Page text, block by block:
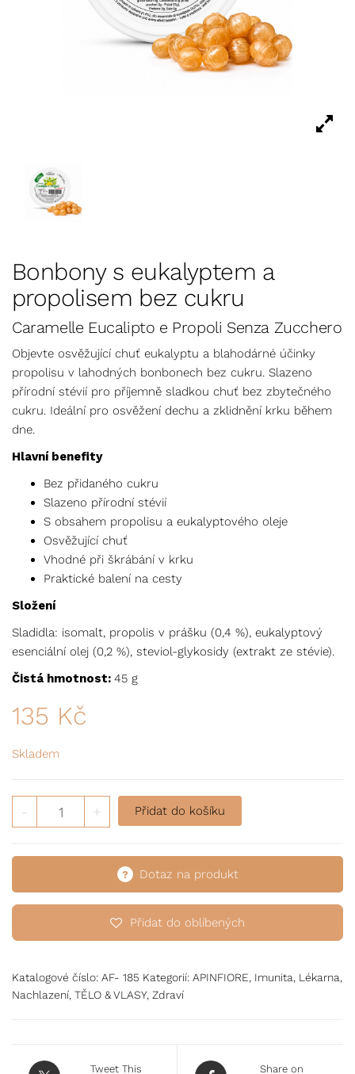
Bonbony s eukalyptem a
propolisem bez cukru
Caramelle Eucalipto e Propoli Senza Zucchero
Objevte osvěžující chuť eukalyptu a blahodárné účinky
propolisu v lahodných bonbonech bez cukru. Slazeno
přírodní stévií pro příjemně sladkou chuť bez zbytečného
cukru. Ideální pro osvěžení dechu a zklidnění krku během
dne.
Hlavní benefity
Bez přidaného cukru
Slazeno přírodní stévií
S obsahem propolisu a eukalyptového oleje
Osvěžující chuť
Vhodné při škrábání v krku
Praktické balení na cesty
Složení
Sladidla: isomalt, propolis v prášku (0,4 %), eukalyptový
esenciální olej (0,2 %), steviol-glykosidy (extrakt ze stévie).
Čistá hmotnost: 45 g
135 Kč
Skladem
- Bonbony s eukalyptem a propolisem bez cukru množství
+ Přidat do košíku
Dotaz na produkt
Přidat do oblíbených
Katalogové číslo: AF- 185 Kategorií: APINFIORE, Imunita, Lékarna,
Nachlazení, TĚLO & VLASY, Zdraví
Tweet This Share on